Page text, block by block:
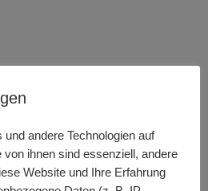
nach der
andere Technologien auf
von ihnen sind essenziell, andere
Website und Ihre Erfahrung